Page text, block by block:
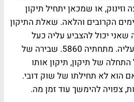
וזינוק, או שמכאן יתחיל תיקון
הקרובים והלאה. שאלת התיקון
הנקודה שאני יכול להצביע עליה כעל
נקודה חשובה להסתכל עליה. מתחתיה 5860. שבירה של
של תיקון, תיקון אותו
הוא לא תחילתו של שוק דובי.
צפויה להימשך עוד זמן מה.